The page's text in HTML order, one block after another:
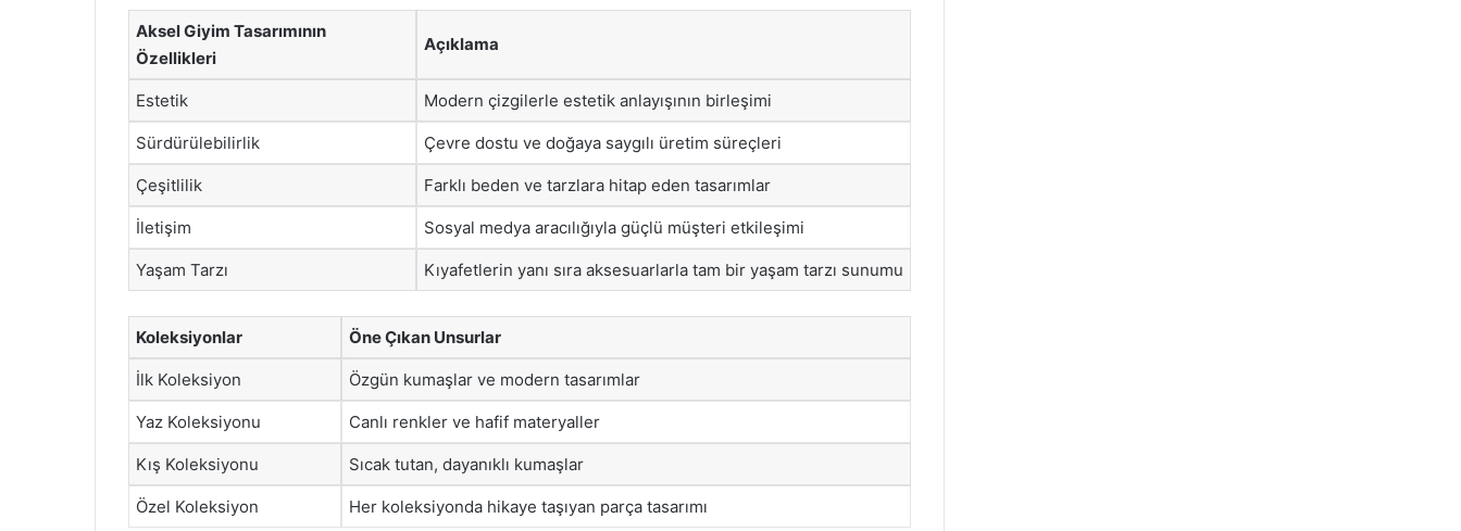
Aksel Giyim Tasarımının
Özellikleri
Açıklama
Estetik Modern çizgilerle estetik anlayışının birleşimi
Sürdürülebilirlik Çevre dostu ve doğaya saygılı üretim süreçleri
Çeşitlilik Farklı beden ve tarzlara hitap eden tasarımlar
İletişim Sosyal medya aracılığıyla güçlü müşteri etkileşimi
Yaşam Tarzı Kıyafetlerin yanı sıra aksesuarlarla tam bir yaşam tarzı sunumu
Koleksiyonlar Öne Çıkan Unsurlar
İlk Koleksiyon Özgün kumaşlar ve modern tasarımlar
Yaz Koleksiyonu Canlı renkler ve hafif materyaller
Kış Koleksiyonu Sıcak tutan, dayanıklı kumaşlar
Özel Koleksiyon Her koleksiyonda hikaye taşıyan parça tasarımı